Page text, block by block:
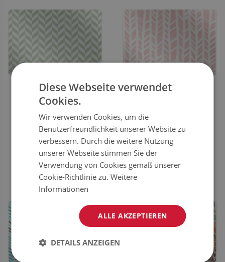
STUHLUNTERLAGE CHODEL
PREIS:44.99 EUR
JETZT
KAUFEN
PREIS:44.99
JETZT
KAUFEN
Diese Webseite verwendet
Cookies.
Wir verwenden Cookies, um die
Benutzerfreundlichkeit unserer Website zu
verbessern. Durch die weitere Nutzung
unserer Webseite stimmen Sie der
Verwendung von Cookies gemäß unserer
Cookie-Richtlinie zu.Weitere
Informationen
ALLE AKZEPTIEREN
DETAILS ANZEIGEN